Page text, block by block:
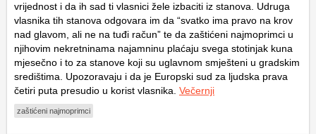
vrijednost i da ih sad ti vlasnici žele izbaciti iz stanova. Udruga
vlasnika tih stanova odgovara im da “svatko ima pravo na krov
nad glavom, ali ne na tuđi račun” te da zaštićeni najmoprimci u
njihovim nekretninama najamninu plaćaju svega stotinjak kuna
mjesečno i to za stanove koji su uglavnom smješteni u gradskim
središtima. Upozoravaju i da je Europski sud za ljudska prava
četiri puta presudio u korist vlasnika. Večernji
zaštićeni najmoprimci